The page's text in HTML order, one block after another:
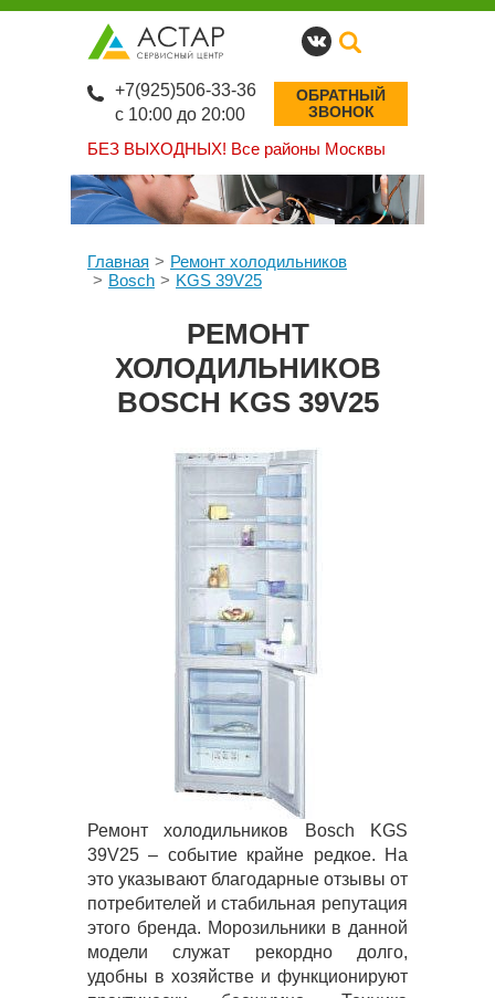
БЕЗ ВЫХОДНЫХ! Все районы Москвы
+7(925)506-33-36
с 10:00 до 20:00
ОБРАТНЫЙ
ЗВОНОК
Главная
Ремонт холодильников
Bosch
KGS 39V25
РЕМОНТ
ХОЛОДИЛЬНИКОВ
BOSCH KGS 39V25
Ремонт холодильников Bosch KGS
39V25 – событие крайне редкое. На
это указывают благодарные отзывы от
потребителей и стабильная репутация
этого бренда. Морозильники в данной
модели служат рекордно долго,
удобны в хозяйстве и функционируют